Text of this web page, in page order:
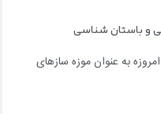
به عنوان موزه سازهای